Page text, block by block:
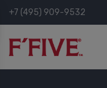
+7 (495) 909-9532